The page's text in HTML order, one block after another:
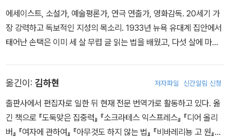
계 때문이다).
물론 SS 제복에 흥분하는 사람이 전부 나치의 만행을 옹호하는 것
은 아니다. 나치가 무슨 짓을 저질렀는지 어느 정도 안다면 말이다. 그
러나 요즘 사도마조히즘이라는 이름으로 불리는
에세이스트, 소설가, 예술평론가, 연극 연출가, 영화감독. 20세기 가
장 강력하고 독보적인 지성의 목소리. 1933년 뉴욕 유대계 집안에서
태어난 손택은 이미 세 살 무렵 글 읽는 법을 배웠고, 다섯 살에 마담
과 고대사, 문학을 공부했고, 열일곱 살에 결혼해 열아홉 살에 아들 데
이비드 리프를 출산한다. 하버드대학교에서 철학 석사 학위를 받은
뒤 옥스퍼드대학교와 소르본대학교 등지에서도 수학했다. 1958년
이혼 후 아들과 함께 뉴욕으로 이주한 손택은 뉴욕대학교 등에서 강
옮긴이: 김하현 저자파일 신간알림 신청
출판사에서 편집자로 일한 뒤 현재 전문 번역가로 활동하고 있다. 옮
긴 책으로 『도둑맞은 집중력』 『소크라테스 익스프레스』 『디어 올리
버』 『여자에 관하여』 『아무것도 하지 않는 법』 『비바레리뇽 고 원』